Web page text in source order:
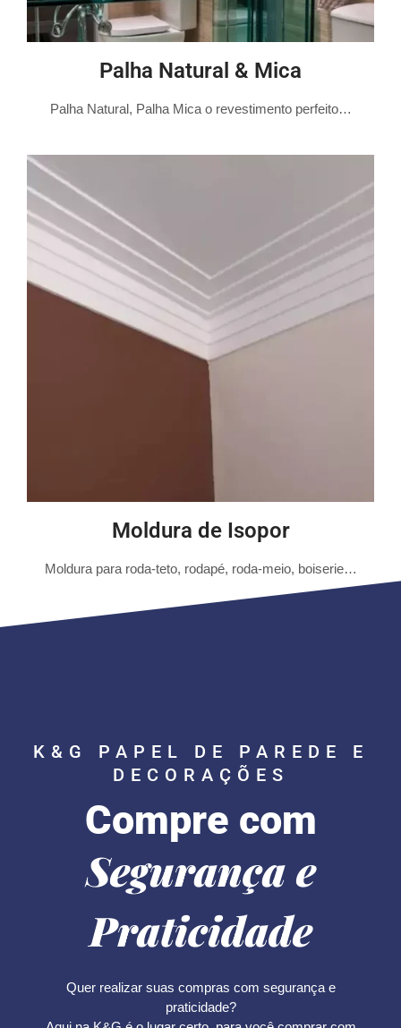
Palha Natural & Mica
Palha Natural, Palha Mica o revestimento perfeito…
Moldura de Isopor
Moldura para roda-teto, rodapé, roda-meio, boiserie…
K&G PAPEL DE PAREDE E
DECORAÇÕES
Compre com
Segurança e
Praticidade
Quer realizar suas compras com segurança e
praticidade?